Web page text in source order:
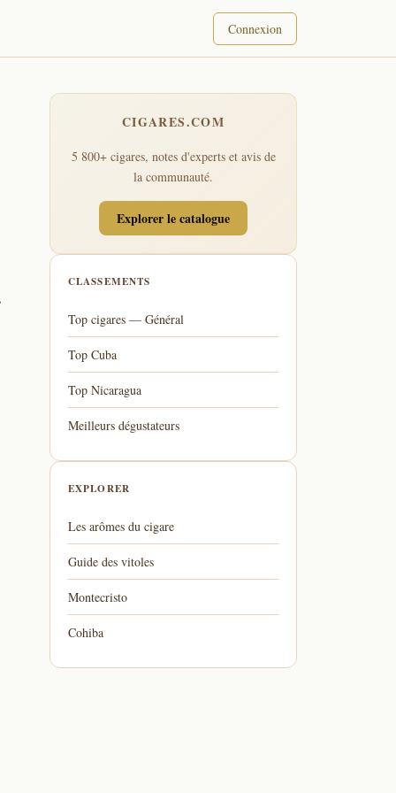
Connexion
CIGARES.COM
5 800+ cigares, notes d'experts et avis de
la communauté.
Explorer le catalogue
CLASSEMENTS
Top cigares — Général
Top Cuba
Top Nicaragua
Meilleurs dégustateurs
EXPLORER
Les arômes du cigare
Guide des vitoles
Montecristo
Cohiba